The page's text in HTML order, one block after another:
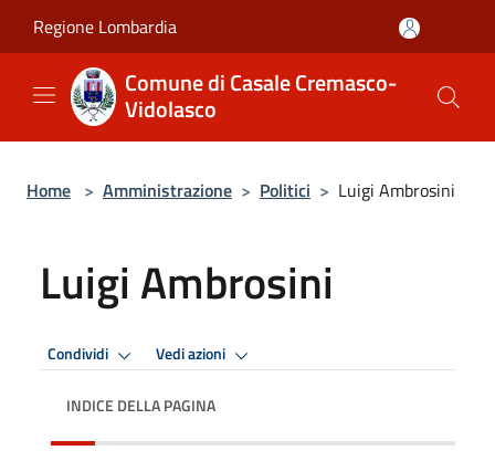
Regione Lombardia
Comune di Casale Cremasco-
Vidolasco
Home > Amministrazione > Politici > Luigi Ambrosini
Luigi Ambrosini
Condividi Vedi azioni
INDICE DELLA PAGINA